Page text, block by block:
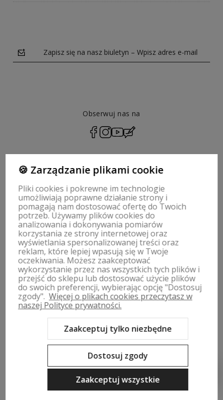
Zapisz się na nasz biuletyn – Wpisz adres e-mail
Obserwuj nas na
ZWROTY, WYMIANY | REGULAMIN
MOJE KONTO
PŁATNOŚCI I DOSTAWA
INFORMACJE
O NAS
Sklep internetowy Shoper Premium
Szablon Shoper Modern 3.0™
🍪 Zarządzanie plikami cookie
Pliki cookies i pokrewne im technologie
umożliwiają poprawne działanie strony i
pomagają nam dostosować ofertę do Twoich
potrzeb. Używamy plików cookies do
analizowania i dokonywania pomiarów
korzystania ze strony internetowej oraz
wyświetlania spersonalizowanej treści oraz
reklam, które lepiej wpasują się w Twoje
oczekiwania. Możesz zaakceptować
wykorzystanie przez nas wszystkich tych plików i
przejść do sklepu lub dostosować użycie plików
do swoich preferencji, wybierając opcję "Dostosuj
zgody". Więcej o plikach cookies przeczytasz w
naszej Polityce prywatności.
Zaakceptuj tylko niezbędne
Dostosuj zgody
Zaakceptuj wszystkie